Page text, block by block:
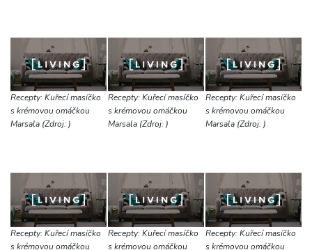
Recepty: Kuřecí masíčko
s krémovou omáčkou
Marsala (Zdroj: )
Recepty: Kuřecí masíčko
s krémovou omáčkou
Marsala (Zdroj: )
Recepty: Kuřecí masíčko
s krémovou omáčkou
Marsala (Zdroj: )
Recepty: Kuřecí masíčko
s krémovou omáčkou
Recepty: Kuřecí masíčko
s krémovou omáčkou
Recepty: Kuřecí masíčko
s krémovou omáčkou